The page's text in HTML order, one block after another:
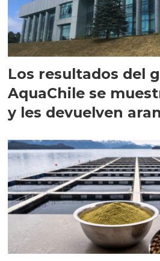
Los resultados del
AquaChile se
y les devuelven